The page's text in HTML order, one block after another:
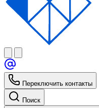
Переключить контакты
Поиск